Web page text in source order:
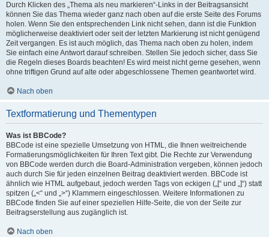
Durch Klicken des „Thema als neu markieren“-Links in der Beitragsansicht
können Sie das Thema wieder ganz nach oben auf die erste Seite des Forums
holen. Wenn Sie den entsprechenden Link nicht sehen, dann ist die Funktion
möglicherweise deaktiviert oder seit der letzten Markierung ist nicht genügend
Zeit vergangen. Es ist auch möglich, das Thema nach oben zu holen, indem
Sie einfach eine Antwort darauf schreiben. Stellen Sie jedoch sicher, dass Sie
die Regeln dieses Boards beachten! Es wird meist nicht gerne gesehen, wenn
ohne triftigen Grund auf alte oder abgeschlossene Themen geantwortet wird.
Nach oben
Textformatierung und Thementypen
Was ist BBCode?
BBCode ist eine spezielle Umsetzung von HTML, die Ihnen weitreichende
Formatierungsmöglichkeiten für Ihren Text gibt. Die Rechte zur Verwendung
von BBCode werden durch die Board-Administration vergeben, können jedoch
auch durch Sie für jeden einzelnen Beitrag deaktiviert werden. BBCode ist
ähnlich wie HTML aufgebaut, jedoch werden Tags von eckigen („[“ und „]“) statt
spitzen („<“ und „>“) Klammern eingeschlossen. Weitere Informationen zu
BBCode finden Sie auf einer speziellen Hilfe-Seite, die von der Seite zur
Beitragserstellung aus zugänglich ist.
Nach oben